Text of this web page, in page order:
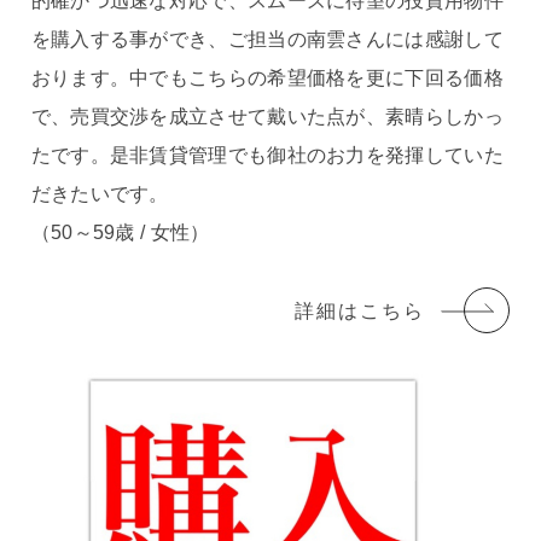
を購入する事ができ、ご担当の南雲さんには感謝して
おります。中でもこちらの希望価格を更に下回る価格
で、売買交渉を成立させて戴いた点が、素晴らしかっ
たです。是非賃貸管理でも御社のお力を発揮していた
だきたいです。
（50～59歳 / 女性）
詳細はこちら